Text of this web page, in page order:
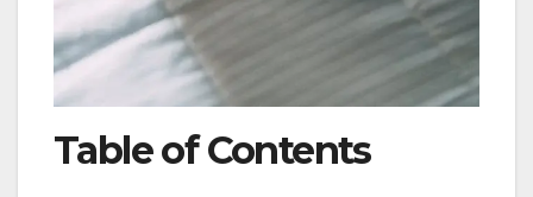
Table of Contents